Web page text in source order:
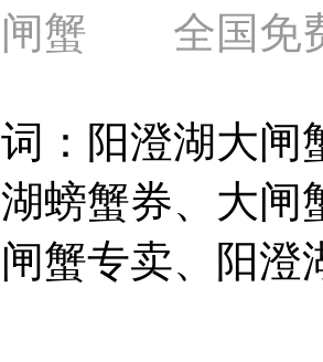
闸蟹 全国免费
：阳澄湖大
螃蟹券、大
蟹专卖、阳